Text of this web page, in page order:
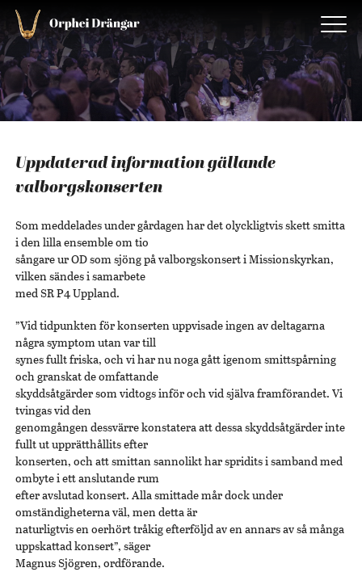
Uppdaterad information gällande
valborgskonserten
Som meddelades under gårdagen har det olyckligtvis skett smitta
i den lilla ensemble om tio
sångare ur OD som sjöng på valborgskonsert i Missionskyrkan,
vilken sändes i samarbete
med SR P4 Uppland.
”Vid tidpunkten för konserten uppvisade ingen av deltagarna
några symptom utan var till
synes fullt friska, och vi har nu noga gått igenom smittspårning
och granskat de omfattande
skyddsåtgärder som vidtogs inför och vid själva framförandet. Vi
tvingas vid den
genomgången dessvärre konstatera att dessa skyddsåtgärder inte
fullt ut upprätthållits efter
konserten, och att smittan sannolikt har spridits i samband med
ombyte i ett anslutande rum
efter avslutad konsert. Alla smittade mår dock under
omständigheterna väl, men detta är
naturligtvis en oerhört tråkig efterföljd av en annars av så många
uppskattad konsert”, säger
Magnus Sjögren, ordförande.